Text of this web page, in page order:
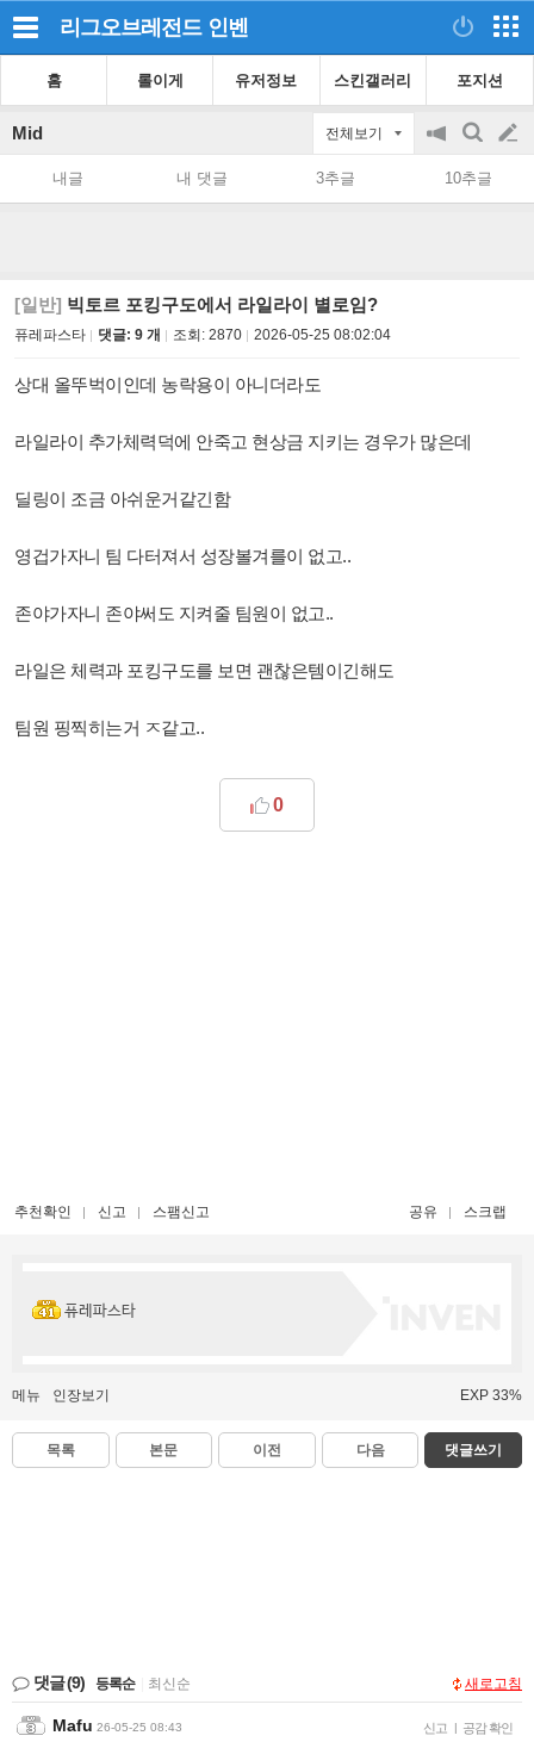
리그오브레전드 인벤
홈 롤이게 유저정보 스킨갤러리 포지션
Mid 전체보기
공
지
on/off
검
색
글
쓰
내글 내 댓글 3추글 10추글
[일반] 빅토르 포킹구도에서 라일라이 별로임?
퓨레파스타 댓글: 9 개 조회: 2870 2026-05-25 08:02:04
상대 올뚜벅이인데 농락용이 아니더라도
라일라이 추가체력덕에 안죽고 현상금 지키는 경우가 많은데
딜링이 조금 아쉬운거같긴함
영겁가자니 팀 다터져서 성장볼겨를이 없고..
존야가자니 존야써도 지켜줄 팀원이 없고..
라일은 체력과 포킹구도를 보면 괜찮은템이긴해도
팀원 핑찍히는거 ㅈ같고..
0
추천확인 신고 스팸신고 공유 스크랩
퓨레파스타
메뉴 인장보기 EXP 33%
목록 본문 이전 다음 댓글쓰기
댓글(9) 등록순 최신순 새로고침
Mafu 26-05-25 08:43 신고 | 공감 확인